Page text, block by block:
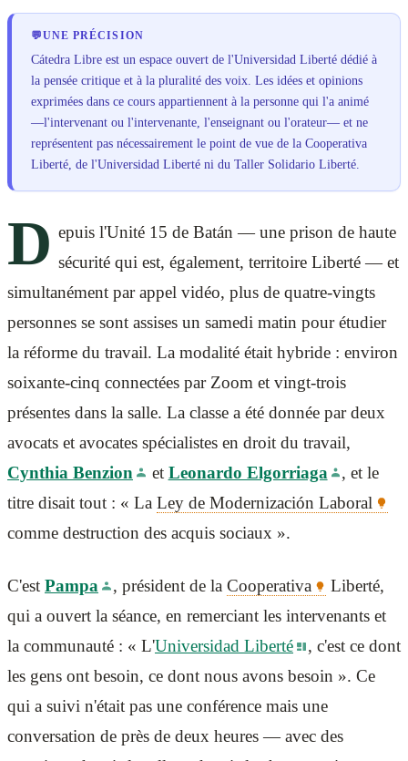
💬UNE PRÉCISION
Cátedra Libre est un espace ouvert de l'Universidad Liberté dédié à
la pensée critique et à la pluralité des voix. Les idées et opinions
exprimées dans ce cours appartiennent à la personne qui l'a animé
—l'intervenant ou l'intervenante, l'enseignant ou l'orateur— et ne
représentent pas nécessairement le point de vue de la Cooperativa
Liberté, de l'Universidad Liberté ni du Taller Solidario Liberté.
D epuis l'Unité 15 de Batán — une prison de haute
sécurité qui est, également, territoire Liberté — et
simultanément par appel vidéo, plus de quatre-vingts
personnes se sont assises un samedi matin pour étudier
la réforme du travail. La modalité était hybride : environ
soixante-cinq connectées par Zoom et vingt-trois
présentes dans la salle. La classe a été donnée par deux
avocats et avocates spécialistes en droit du travail,
Cynthia Benzion
et Leonardo Elgorriaga
, et le
titre disait tout : « La Ley de Modernización Laboral
comme destruction des acquis sociaux ».
C'est Pampa , président de la Cooperativa
Liberté,
qui a ouvert la séance, en remerciant les intervenants et
la communauté : « L'Universidad Liberté
, c'est ce dont
les gens ont besoin, ce dont nous avons besoin ». Ce
qui a suivi n'était pas une conférence mais une
conversation de près de deux heures — avec des